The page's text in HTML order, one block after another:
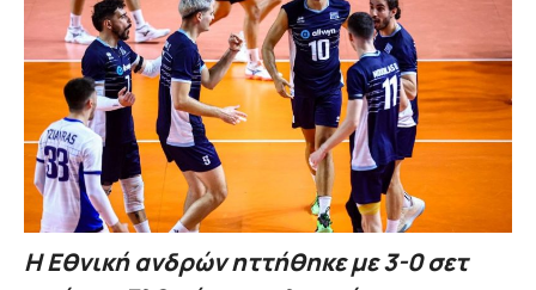
Η Εθνική ανδρών ηττήθηκε με 3-0 σετ